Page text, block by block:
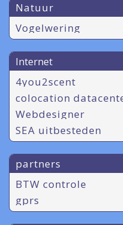
Natuur
Vogelwering
Internet
4you2scent
colocation
Webdesigner
SEA uitbesteden
partners
BTW controle
gprs